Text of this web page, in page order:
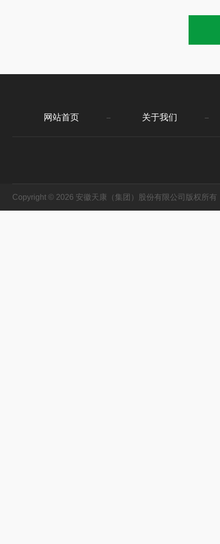
网站首页 关于我们
Copyright © 2026 安徽天康（集团）股份有限公司版权所有